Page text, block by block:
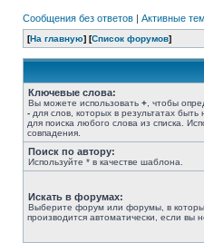
Сообщения без ответов | Активные
[На главную] [Список форумов]
Ключевые слова:
Вы можете использовать + , чтобы
- для слов, которых в результатах
для поиска любого слова из списка.
совпадения.
Поиск по автору:
Используйте * в качестве шаблона.
Искать в форумах:
Выберите форум или форумы, в
производится автоматически, если вы